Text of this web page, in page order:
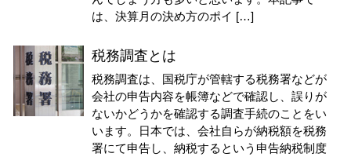
は、決算月の決め方のポイ […]
税務調査とは
税務調査は、国税庁が管轄する税務署などが
会社の申告内容を帳簿などで確認し、誤りが
ないかどうかを確認する調査手続のことをい
います。日本では、会社自らが納税額を税務
署にて申告し、納税するという申告納税制度